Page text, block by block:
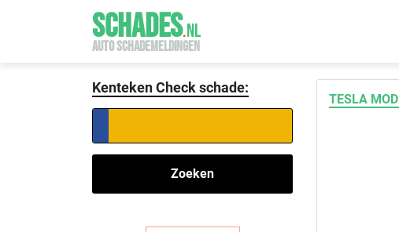
SCHADES.NL
AUTO SCHADEMELDINGEN
Kenteken Check schade:
Zoeken
TESLA